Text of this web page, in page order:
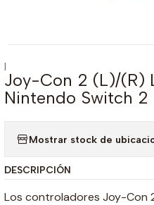
|
Joy-Con 2 (L)/(R)
Nintendo Switch 2
Mostrar stock de
DESCRIPCIÓN
Los controladores Joy-Con